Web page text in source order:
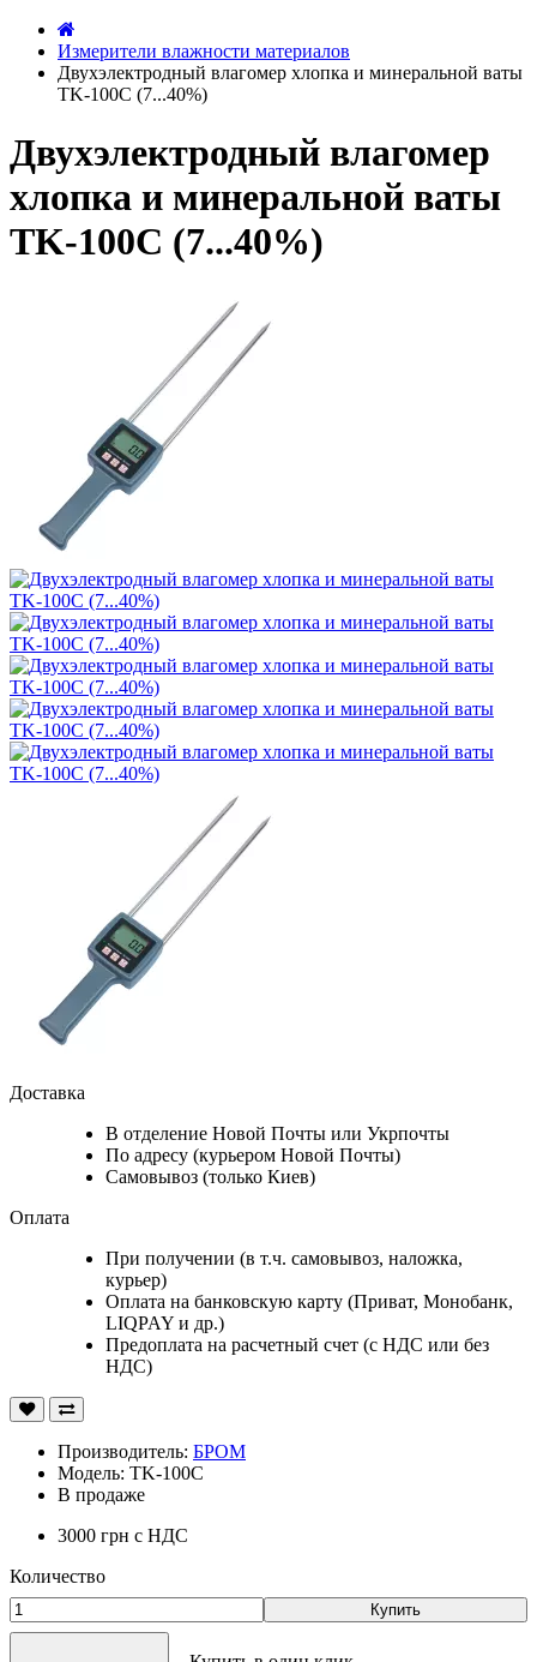
Измерители влажности материалов
Двухэлектродный влагомер хлопка и минеральной ваты
TK-100C (7...40%)
Двухэлектродный влагомер
хлопка и минеральной ваты
TK-100C (7...40%)
Доставка
В отделение Новой Почты или Укрпочты
По адресу (курьером Новой Почты)
Самовывоз (только Киев)
Оплата
При получении (в т.ч. самовывоз, наложка,
курьер)
Оплата на банковскую карту (Приват, Монобанк,
LIQPAY и др.)
Предоплата на расчетный счет (с НДС или без
НДС)
Производитель: БРОМ
Модель: TK-100C
В продаже
3000 грн с НДС
Количество
Купить